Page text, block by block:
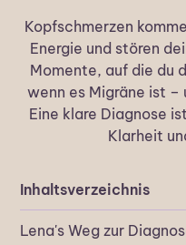
Kopfschmerzen
Energie und stören
Momente, auf die du
wenn es Migräne ist
Eine klare Diagnose
Klarheit
Inhaltsverzeichnis
Lena's Weg zur